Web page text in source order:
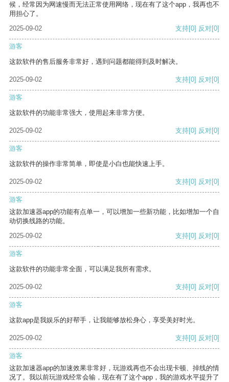
候，经常因为网速慢而无法正常使用网络，现在有了这个app，我再也不
用担心了。
2025-09-02
支持[0] 反对[0]
游客
这款软件的售后服务非常好，遇到问题都能得到及时解决。
2025-09-02 支持[0] 反对[0]
游客
这款软件的功能非常强大，使用起来非常方便。
2025-09-02 支持[0] 反对[0]
游客
这款软件的操作非常简单，即使是小白也能快速上手。
2025-09-02 支持[0] 反对[0]
游客
这款加速器app的功能有点单一，可以增加一些新功能，比如增加一个自
动切换线路的功能。
2025-09-02
支持[0] 反对[0]
游客
这款软件的功能非常全面，可以满足我所有需求。
2025-09-02 支持[0] 反对[0]
游客
这款app是我娱乐的好帮手，让我能够放松身心，享受美好时光。
2025-09-02 支持[0] 反对[0]
游客
这款加速器app的加速效果非常好，玩游戏再也不会出现卡顿、掉线的情
况了。我以前玩游戏经常会输，现在有了这个app，我的游戏水平提升了